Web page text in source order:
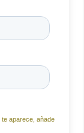
te aparece, añade